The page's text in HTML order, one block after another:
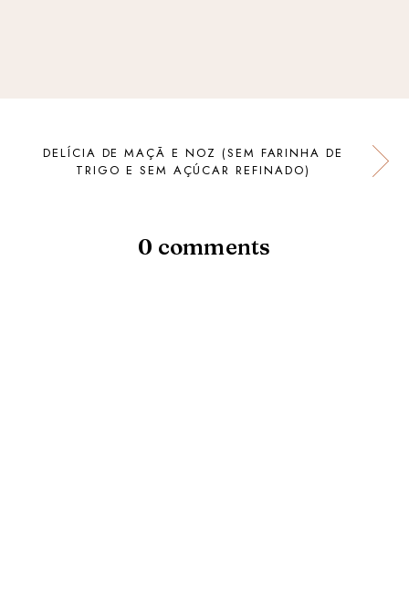
DELÍCIA DE MAÇÃ E NOZ (SEM FARINHA DE
TRIGO E SEM AÇÚCAR REFINADO)
0 comments